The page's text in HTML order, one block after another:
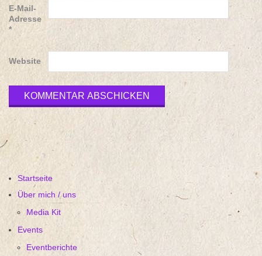
E-Mail-
Adresse
*
Website
Startseite
Über mich / uns
Media Kit
Events
Eventberichte